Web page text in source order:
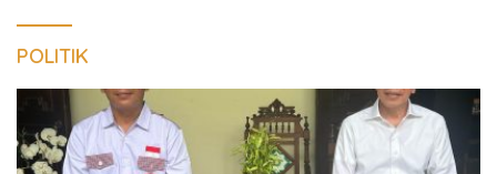
POLITIK